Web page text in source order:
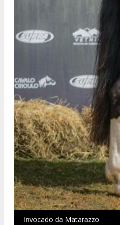
Invocado da Matarazzo